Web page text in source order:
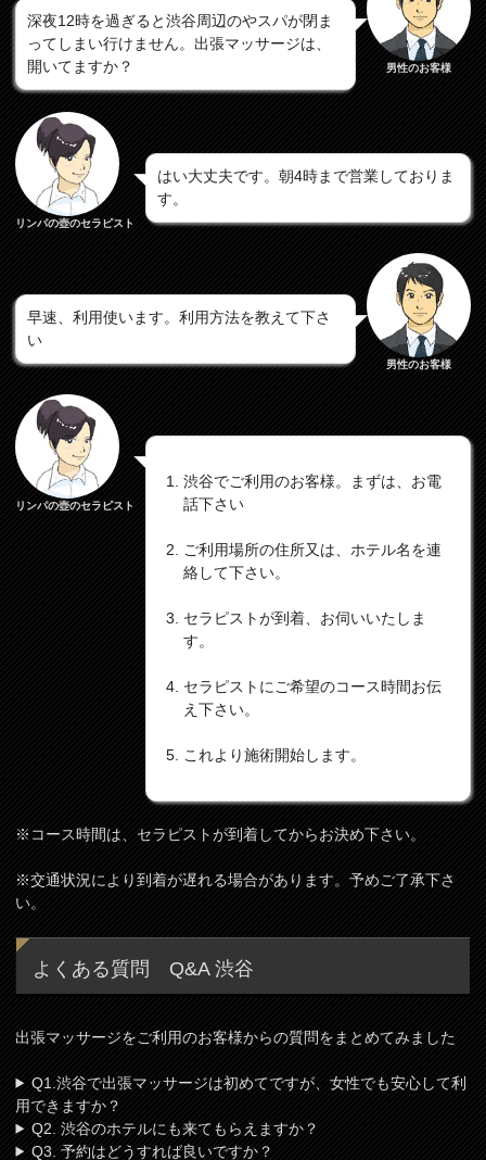
深夜12時を過ぎると渋谷周辺のやスパが閉ま
ってしまい行けません。出張マッサージは、
開いてますか？
男性のお客様
リンパの壺のセラピスト
はい大丈夫です。朝4時まで営業しておりま
す。
早速、利用使います。利用方法を教えて下さ
い
男性のお客様
リンパの壺のセラピスト
渋谷でご利用のお客様。まずは、お電
話下さい
ご利用場所の住所又は、ホテル名を連
絡して下さい。
セラピストが到着、お伺いいたしま
す。
セラピストにご希望のコース時間お伝
え下さい。
これより施術開始します。
※コース時間は、セラピストが到着してからお決め下さい。
※交通状況により到着が遅れる場合があります。予めご了承下さ
い。
よくある質問 Q&A 渋谷
出張マッサージをご利用のお客様からの質問をまとめてみました
Q1.渋谷で出張マッサージは初めてですが、女性でも安心して利
用できますか？
Q2. 渋谷のホテルにも来てもらえますか？
Q3. 予約はどうすれば良いですか？